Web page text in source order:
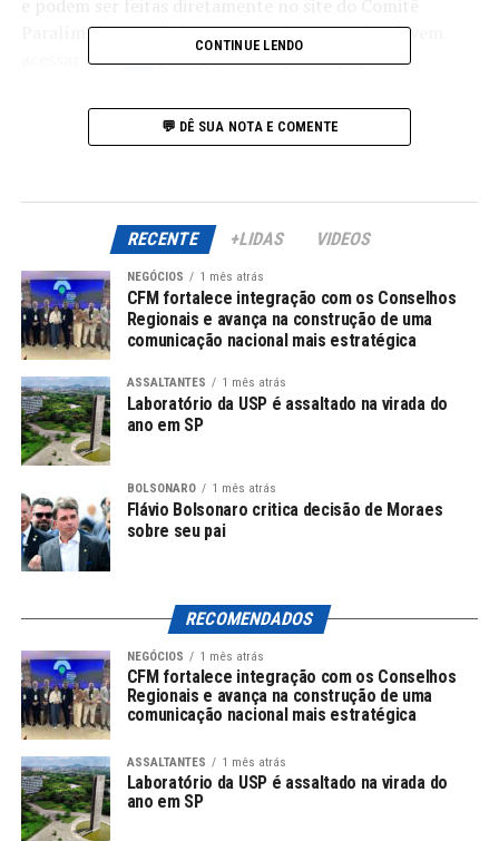
Paralímpico Brasileiro (CPB). Os interessados devem
acessar estelinkpara garantir a participação.
Documentação Necessária
RG e CPF
Laudo médicoque comprove a deficiência
Atestado médico de aptidãopara a prática
Boletim escolar digitalizado
Além disso, a equipe da Escolinha está disponível para
escolaparalimpica@cpb.org.br.
Horários das Atividades
As atividades da Escolinha acontecem nas segundas e
quartas-feiras, além das terças e quintas-feiras, em dois
horários: das 14h às 15h30 e das 16h às 17h30. Durante
o período de treinamento, os jovens recebem não
apenas uniforme e lanche, mas também transporte em
locais estratégicos da Grande São Paulo, facilitando
assim o acesso.
Modalidades Oferecidas na Escola
CONTINUE LENDO
💬 DÊ SUA NOTA E COMENTE
RECENTE +LIDAS VIDEOS
NEGÓCIOS 1 mês atrás
CFM fortalece integração com os Conselhos
Regionais e avança na construção de uma
comunicação nacional mais estratégica
ASSALTANTES 1 mês atrás
Laboratório da USP é assaltado na virada do
ano em SP
BOLSONARO 1 mês atrás
Flávio Bolsonaro critica decisão de Moraes
sobre seu pai
RECOMENDADOS
NEGÓCIOS 1 mês atrás
CFM fortalece integração com os Conselhos
Regionais e avança na construção de uma
comunicação nacional mais estratégica
ASSALTANTES 1 mês atrás
Laboratório da USP é assaltado na virada do
ano em SP